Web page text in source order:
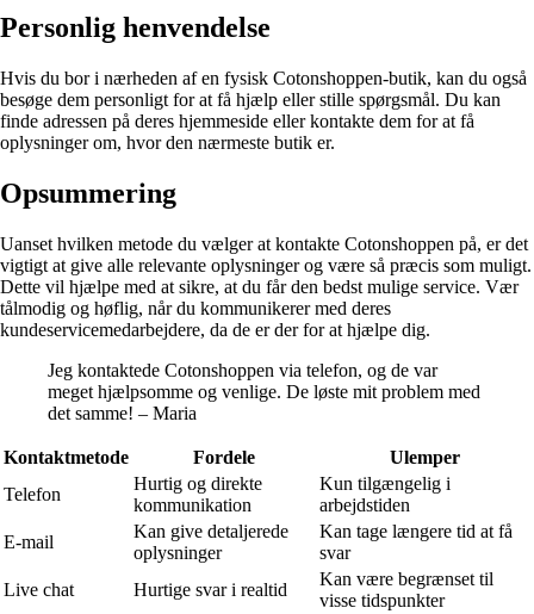
Personlig henvendelse
Hvis du bor i nærheden af en fysisk Cotonshoppen-butik, kan du også
besøge dem personligt for at få hjælp eller stille spørgsmål. Du kan
finde adressen på deres hjemmeside eller kontakte dem for at få
oplysninger om, hvor den nærmeste butik er.
Opsummering
Uanset hvilken metode du vælger at kontakte Cotonshoppen på, er det
vigtigt at give alle relevante oplysninger og være så præcis som muligt.
Dette vil hjælpe med at sikre, at du får den bedst mulige service. Vær
tålmodig og høflig, når du kommunikerer med deres
kundeservicemedarbejdere, da de er der for at hjælpe dig.
Jeg kontaktede Cotonshoppen via telefon, og de var
meget hjælpsomme og venlige. De løste mit problem med
det samme! – Maria
Kontaktmetode Fordele
Ulemper
Telefon
Hurtig og direkte
kommunikation
Kun tilgængelig i
arbejdstiden
E-mail
Kan give detaljerede
oplysninger
Kan tage længere tid at få
svar
Live chat
Hurtige svar i realtid
Kan være begrænset til
visse tidspunkter